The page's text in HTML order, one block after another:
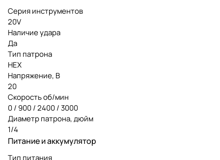
Серия инструментов
20V
Наличие удара
Да
Тип патрона
HEX
Напряжение, В
20
Скорость об/мин
0 / 900 / 2400 / 3000
Диаметр патрона, дюйм
1/4
Питание и аккумулятор
Тип питания